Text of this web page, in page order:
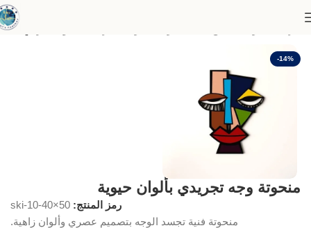
-14%
منحوتة وجه تجريدي بألوان حيوية
رمز المنتج: ski-10-40×50
منحوتة فنية تجسد الوجه بتصميم عصري وألوان زاهية.